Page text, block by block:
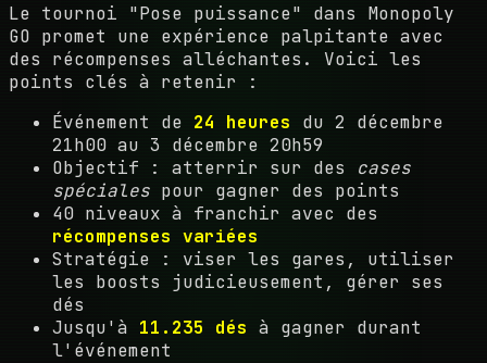
Le tournoi "Pose puissance" dans Monopoly
GO promet une expérience palpitante avec
des récompenses alléchantes. Voici les
points clés à retenir :
Événement de 24 heures du 2 décembre
21h00 au 3 décembre 20h59
Objectif : atterrir sur des cases
spéciales pour gagner des points
40 niveaux à franchir avec des
récompenses variées
Stratégie : viser les gares, utiliser
les boosts judicieusement, gérer ses
dés
Jusqu'à 11.235 dés à gagner durant
l'événement